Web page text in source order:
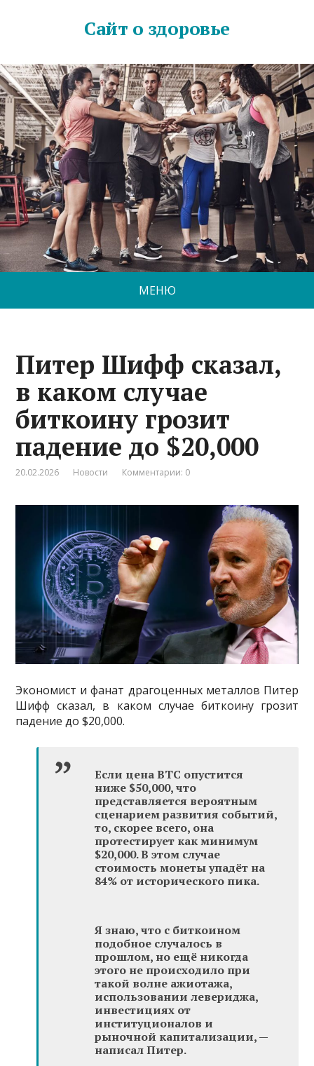
Сайт о здоровье
МЕНЮ
Питер Шифф сказал,
в каком случае
биткоину грозит
падение до $20,000
20.02.2026 Новости Комментарии: 0
Экономист и фанат драгоценных металлов Питер
Шифф сказал, в каком случае биткоину грозит
падение до $20,000.
Если цена BTC опустится
ниже $50,000, что
представляется вероятным
сценарием развития событий,
то, скорее всего, она
протестирует как минимум
$20,000. В этом случае
стоимость монеты упадёт на
84% от исторического пика.
Я знаю, что с биткоином
подобное случалось в
прошлом, но ещё никогда
этого не происходило при
такой волне ажиотажа,
использовании левериджа,
инвестициях от
институционалов и
рыночной капитализации, —
написал Питер.